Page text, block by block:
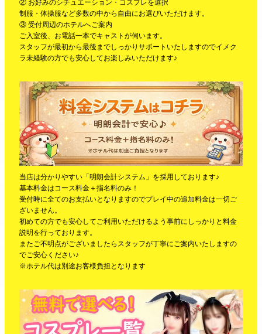
② お好みのシチュエーション・コスプレを選択
制服・体操服など多数の中から自由にお選びいただけます。
③ 受付周辺のホテルへご案内
ご入室後、お電話一本でキャストが伺います。
スタッフが最初から最後までしっかりサポートいたしますのでイメク
ラ未経験の方でも安心してお楽しみいただけます♪
当店は分かりやすい「明朗会計システム」を採用しております♪
基本料金はコース料金＋指名料のみ！
受付時に全てのお支払いとなりますのでプレイ中の追加料金は一切ご
ざいません。
初めての方でも安心してご利用いただけるよう事前にしっかりと料金
説明を行っております。
またご不明点がございましたらスタッフが丁寧にご案内いたしますの
でご安心ください♪
※ホテル代は別途お客様負担となります